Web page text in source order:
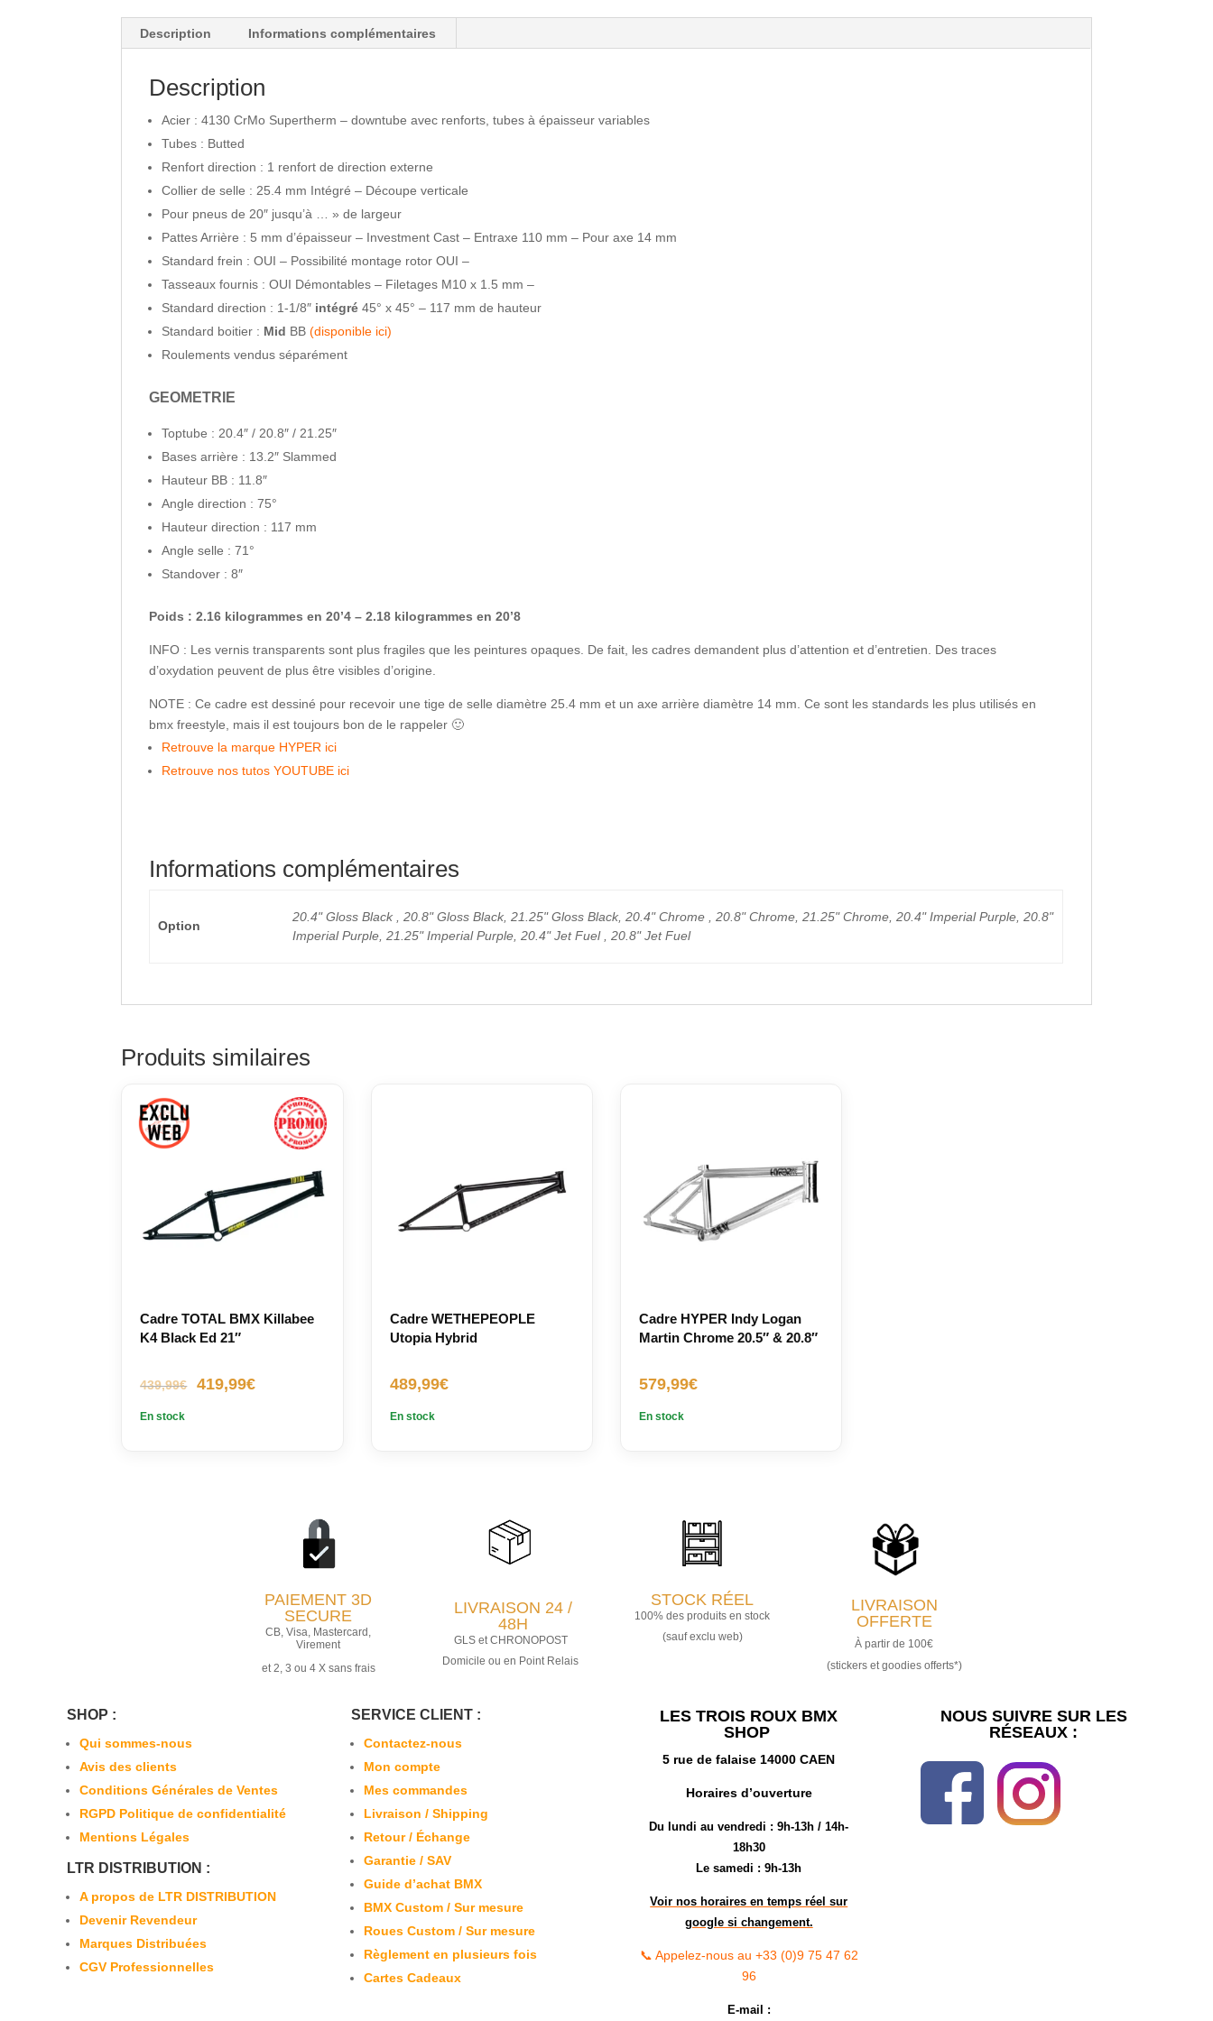
Description Informations complémentaires
Description
Acier : 4130 CrMo Supertherm – downtube avec renforts, tubes à épaisseur variables
Tubes : Butted
Renfort direction : 1 renfort de direction externe
Collier de selle : 25.4 mm Intégré – Découpe verticale
Pour pneus de 20″ jusqu’à … » de largeur
Pattes Arrière : 5 mm d’épaisseur – Investment Cast – Entraxe 110 mm – Pour axe 14 mm
Standard frein : OUI – Possibilité montage rotor OUI –
Tasseaux fournis : OUI Démontables – Filetages M10 x 1.5 mm –
Standard direction : 1-1/8″ intégré 45° x 45° – 117 mm de hauteur
Standard boitier : Mid BB(disponible ici)
Roulements vendus séparément
GEOMETRIE
Toptube : 20.4″ / 20.8″ / 21.25″
Bases arrière : 13.2″ Slammed
Hauteur BB : 11.8″
Angle direction : 75°
Hauteur direction : 117 mm
Angle selle : 71°
Standover : 8″
Poids : 2.16 kilogrammes en 20’4 – 2.18 kilogrammes en 20’8
INFO : Les vernis transparents sont plus fragiles que les peintures opaques. De fait, les cadres demandent plus d’attention et d’entretien. Des traces
d’oxydation peuvent de plus être visibles d’origine.
NOTE : Ce cadre est dessiné pour recevoir une tige de selle diamètre 25.4 mm et un axe arrière diamètre 14 mm. Ce sont les standards les plus utilisés en
bmx freestyle, mais il est toujours bon de le rappeler 🙂
Retrouve la marque HYPER ici
Retrouve nos tutos YOUTUBE ici
Informations complémentaires
Option
20.4" Gloss Black , 20.8" Gloss Black, 21.25" Gloss Black, 20.4" Chrome , 20.8" Chrome, 21.25" Chrome, 20.4" Imperial Purple, 20.8"
Imperial Purple, 21.25" Imperial Purple, 20.4" Jet Fuel , 20.8" Jet Fuel
Produits similaires
Cadre TOTAL BMX Killabee
K4 Black Ed 21″
439,99€
Le
419,99€Le
En stock
Cadre WETHEPEOPLE
Utopia Hybrid
489,99€
En stock
Cadre HYPER Indy Logan
Martin Chrome 20.5″ & 20.8″
579,99€
En stock
PAIEMENT 3D
SECURE
CB, Visa, Mastercard,
Virement
et 2, 3 ou 4 X sans frais
LIVRAISON 24 /
48H
GLS et CHRONOPOST
Domicile ou en Point Relais
STOCK RÉEL
100% des produits en stock
(sauf exclu web)
LIVRAISON
OFFERTE
À partir de 100€
(stickers et goodies offerts*)
SHOP :
Qui sommes-nous
Avis des clients
Conditions Générales de Ventes
RGPD Politique de confidentialité
Mentions Légales
LTR DISTRIBUTION :
A propos de LTR DISTRIBUTION
Devenir Revendeur
Marques Distribuées
CGV Professionnelles
SERVICE CLIENT :
Contactez-nous
Mon compte
Mes commandes
Livraison / Shipping
Retour / Échange
Garantie / SAV
Guide d’achat BMX
BMX Custom / Sur mesure
Roues Custom / Sur mesure
Règlement en plusieurs fois
Cartes Cadeaux
LES TROIS ROUX BMX
SHOP
5 rue de falaise 14000 CAEN
Horaires d’ouverture
Du lundi au vendredi :9h-13h / 14h-
18h30
Le samedi : 9h-13h
Voir nos horaires en temps réel sur
google si changement.
📞 Appelez-nous au +33 (0)9 75 47 62
96
E-mail :
NOUS SUIVRE SUR LES
RÉSEAUX :